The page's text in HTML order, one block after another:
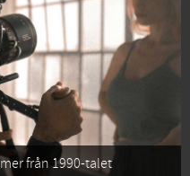
från 1990-talet